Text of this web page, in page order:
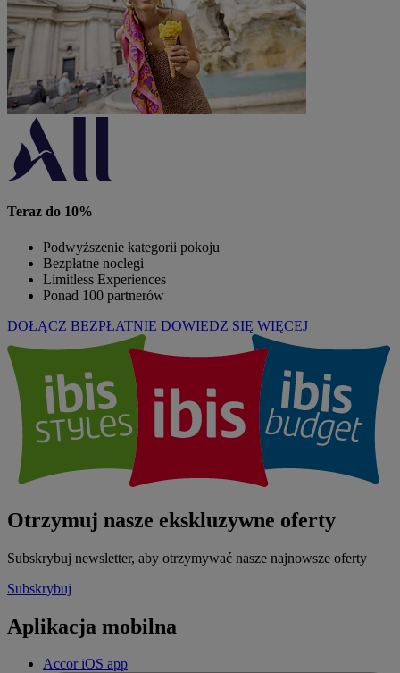
Teraz do 10%
Podwyższenie kategorii pokoju
Bezpłatne noclegi
Limitless Experiences
Ponad 100 partnerów
DOŁĄCZ BEZPŁATNIE DOWIEDZ SIĘ WIĘCEJ
Otrzymuj nasze ekskluzywne oferty
Subskrybuj newsletter, aby otrzymywać nasze najnowsze oferty
Subskrybuj
Aplikacja mobilna
Accor iOS app